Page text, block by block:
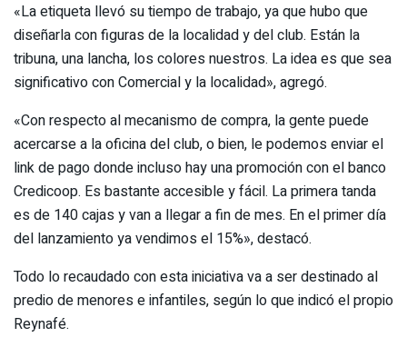
«La etiqueta llevó su tiempo de trabajo, ya que hubo que
diseñarla con figuras de la localidad y del club. Están la
tribuna, una lancha, los colores nuestros. La idea es que sea
significativo con Comercial y la localidad», agregó.
«Con respecto al mecanismo de compra, la gente puede
acercarse a la oficina del club, o bien, le podemos enviar el
link de pago donde incluso hay una promoción con el banco
Credicoop. Es bastante accesible y fácil. La primera tanda
es de 140 cajas y van a llegar a fin de mes. En el primer día
del lanzamiento ya vendimos el 15%», destacó.
Todo lo recaudado con esta iniciativa va a ser destinado al
predio de menores e infantiles, según lo que indicó el propio
Reynafé.